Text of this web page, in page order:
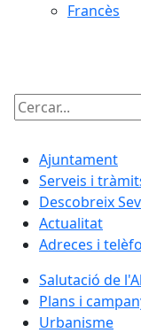
Francès
Cercar:
Ajuntament
Serveis i
Descobreix
Actualitat
Adreces i
Salutació de
Plans i
Urbanisme